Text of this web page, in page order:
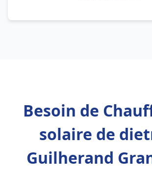
Besoin de
solaire de
Guilherand